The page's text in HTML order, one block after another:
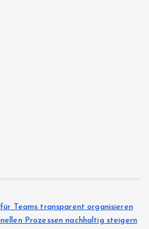
Teams transparent organisieren
Prozessen nachhaltig steigern